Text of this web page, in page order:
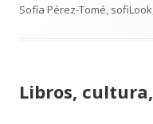
Sofía Pérez-Tomé, sofiLook
Libros,